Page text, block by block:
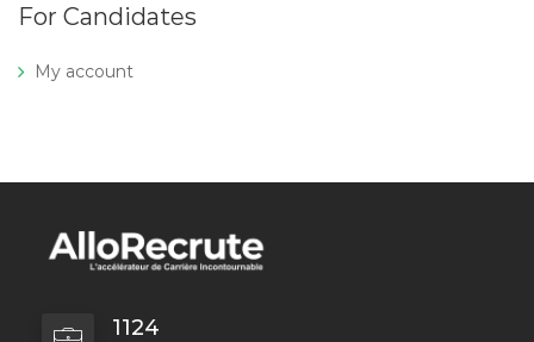
For Candidates
My account
1124